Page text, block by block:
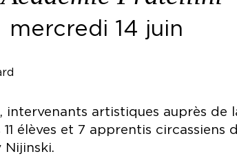
mercredi 14 juin
intervenants artistiques auprès
élèves et 7 apprentis circassiens
Nijinski.